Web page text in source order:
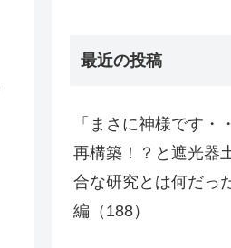
最近の投稿
「まさに神様です・
再構築！？と遮光器
合な研究とは何だっ
編（188）